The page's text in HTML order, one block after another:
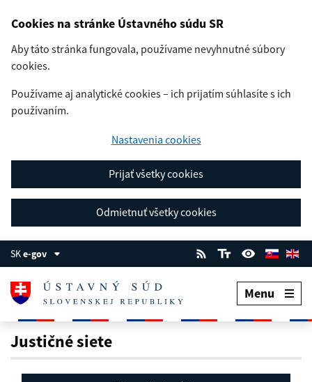
Cookies na stránke Ústavného súdu SR
Aby táto stránka fungovala, používame nevyhnutné súbory
cookies.
Používame aj analytické cookies – ich prijatím súhlasíte s ich
používaním.
Nastavenia cookies
Prijať všetky cookies
Odmietnuť všetky cookies
SKe-gov
Menu
Justičné siete
Justičné siete